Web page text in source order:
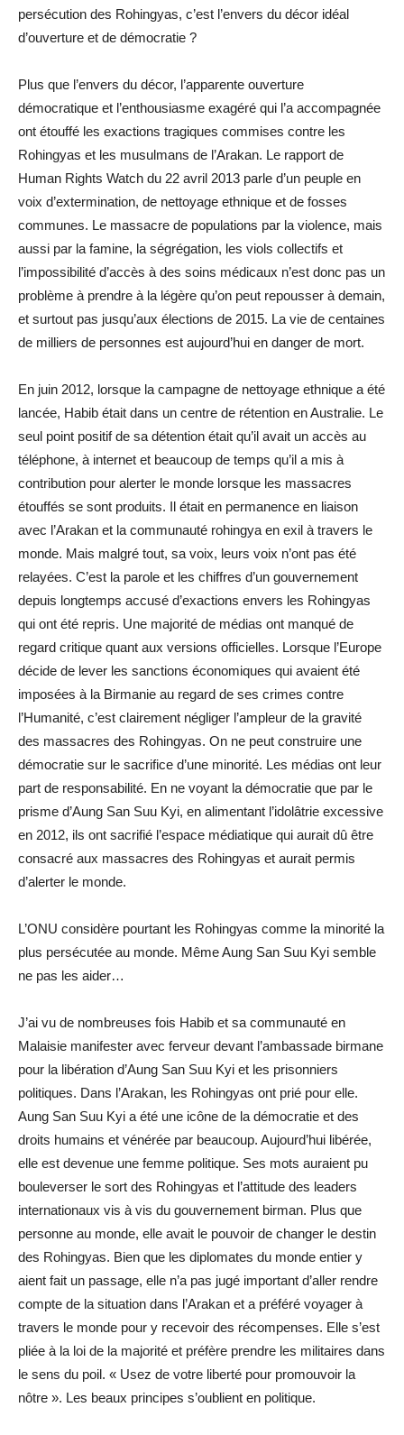
persécution des Rohingyas, c’est l’envers du décor idéal
d’ouverture et de démocratie ?
Plus que l’envers du décor, l’apparente ouverture
démocratique et l’enthousiasme exagéré qui l’a accompagnée
ont étouffé les exactions tragiques commises contre les
Rohingyas et les musulmans de l’Arakan. Le rapport de
Human Rights Watch du 22 avril 2013 parle d’un peuple en
voix d’extermination, de nettoyage ethnique et de fosses
communes. Le massacre de populations par la violence, mais
aussi par la famine, la ségrégation, les viols collectifs et
l’impossibilité d’accès à des soins médicaux n’est donc pas un
problème à prendre à la légère qu’on peut repousser à demain,
et surtout pas jusqu’aux élections de 2015. La vie de centaines
de milliers de personnes est aujourd’hui en danger de mort.
En juin 2012, lorsque la campagne de nettoyage ethnique a été
lancée, Habib était dans un centre de rétention en Australie. Le
seul point positif de sa détention était qu’il avait un accès au
téléphone, à internet et beaucoup de temps qu’il a mis à
contribution pour alerter le monde lorsque les massacres
étouffés se sont produits. Il était en permanence en liaison
avec l’Arakan et la communauté rohingya en exil à travers le
monde. Mais malgré tout, sa voix, leurs voix n’ont pas été
relayées. C’est la parole et les chiffres d’un gouvernement
depuis longtemps accusé d’exactions envers les Rohingyas
qui ont été repris. Une majorité de médias ont manqué de
regard critique quant aux versions officielles. Lorsque l’Europe
décide de lever les sanctions économiques qui avaient été
imposées à la Birmanie au regard de ses crimes contre
l’Humanité, c’est clairement négliger l’ampleur de la gravité
des massacres des Rohingyas. On ne peut construire une
démocratie sur le sacrifice d’une minorité. Les médias ont leur
part de responsabilité. En ne voyant la démocratie que par le
prisme d’Aung San Suu Kyi, en alimentant l’idolâtrie excessive
en 2012, ils ont sacrifié l’espace médiatique qui aurait dû être
consacré aux massacres des Rohingyas et aurait permis
d’alerter le monde.
L’ONU considère pourtant les Rohingyas comme la minorité la
plus persécutée au monde. Même Aung San Suu Kyi semble
ne pas les aider…
J’ai vu de nombreuses fois Habib et sa communauté en
Malaisie manifester avec ferveur devant l’ambassade birmane
pour la libération d’Aung San Suu Kyi et les prisonniers
politiques. Dans l’Arakan, les Rohingyas ont prié pour elle.
Aung San Suu Kyi a été une icône de la démocratie et des
droits humains et vénérée par beaucoup. Aujourd’hui libérée,
elle est devenue une femme politique. Ses mots auraient pu
bouleverser le sort des Rohingyas et l’attitude des leaders
internationaux vis à vis du gouvernement birman. Plus que
personne au monde, elle avait le pouvoir de changer le destin
des Rohingyas. Bien que les diplomates du monde entier y
aient fait un passage, elle n’a pas jugé important d’aller rendre
compte de la situation dans l’Arakan et a préféré voyager à
travers le monde pour y recevoir des récompenses. Elle s’est
pliée à la loi de la majorité et préfère prendre les militaires dans
le sens du poil. « Usez de votre liberté pour promouvoir la
nôtre ». Les beaux principes s’oublient en politique.